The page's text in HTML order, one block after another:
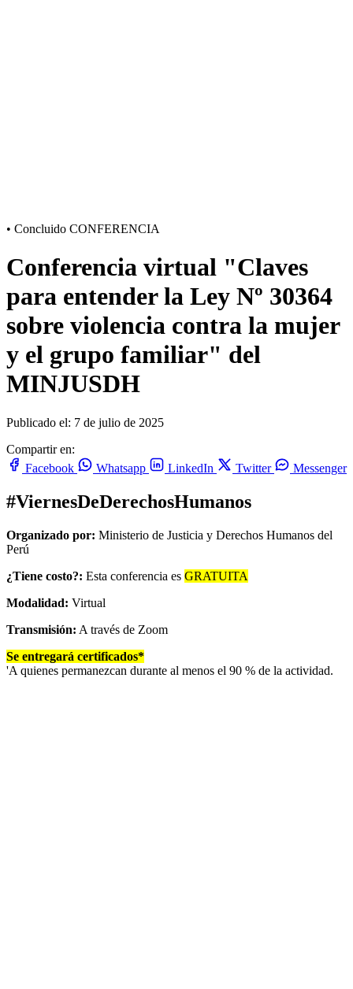
• Concluido CONFERENCIA
Conferencia virtual "Claves
para entender la Ley Nº 30364
sobre violencia contra la mujer
y el grupo familiar" del
MINJUSDH
Publicado el: 7 de julio de 2025
Compartir en:
Facebook
Whatsapp LinkedIn Twitter Messenger
#ViernesDeDerechosHumanos
Organizado por: Ministerio de Justicia y Derechos Humanos del
Perú
¿Tiene costo?: Esta conferencia es GRATUITA
Modalidad: Virtual
Transmisión: A través de Zoom
Se entregará certificados*
'A quienes permanezcan durante al menos el 90 % de la actividad.